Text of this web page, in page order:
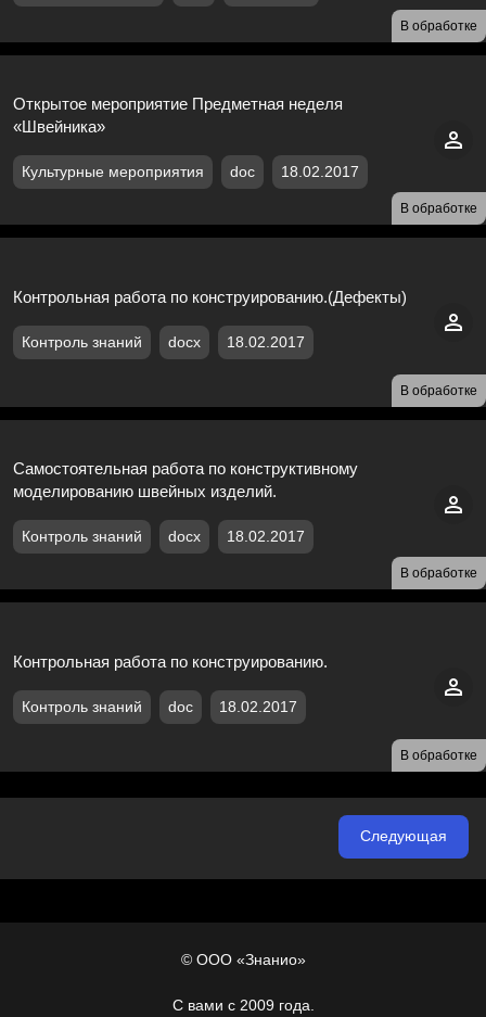
В обработке
В обработке
Открытое мероприятие Предметная неделя
«Швейника»
Культурные мероприятия doc 18.02.2017
В обработке
Контрольная работа по конструированию.(Дефекты)
Контроль знаний docx 18.02.2017
В обработке
Самостоятельная работа по конструктивному
моделированию швейных изделий.
Контроль знаний docx 18.02.2017
В обработке
Контрольная работа по конструированию.
Контроль знаний doc 18.02.2017
Следующая
© ООО «Знанио»
С вами с 2009 года.